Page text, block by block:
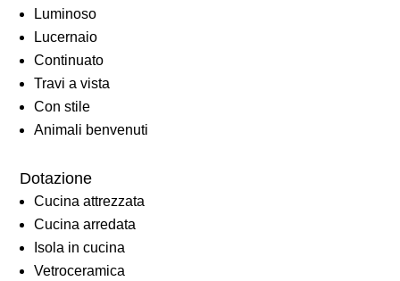
Luminoso
Lucernaio
Continuato
Travi a vista
Con stile
Animali benvenuti
Dotazione
Cucina attrezzata
Cucina arredata
Isola in cucina
Vetroceramica